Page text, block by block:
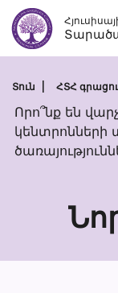
Անցնել
Տուն ՀՏՀ
Որո՞նք են
կենտրոնների